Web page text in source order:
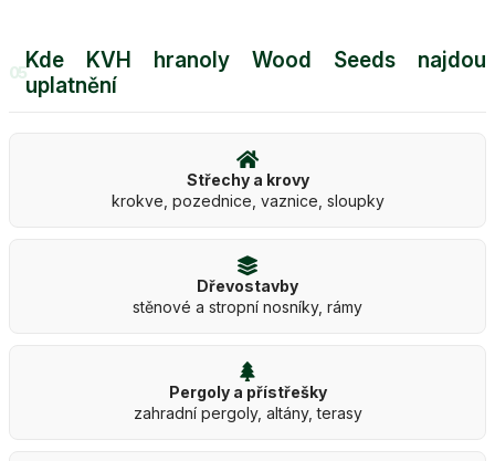
05Kde KVH hranoly Wood Seeds najdou
uplatnění
Střechy a krovy
krokve, pozednice, vaznice, sloupky
Dřevostavby
stěnové a stropní nosníky, rámy
Pergoly a přístřešky
zahradní pergoly, altány, terasy